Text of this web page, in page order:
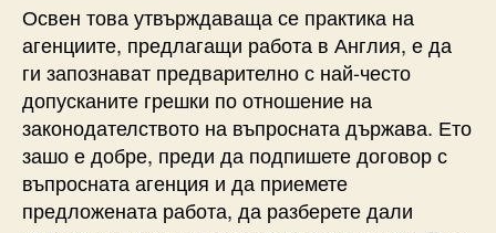
Освен това утвърждаваща се практика на
агенциите, предлагащи работа в Англия, е да
ги запознават предварително с най-често
допусканите грешки по отношение на
законодателството на въпросната държава. Ето
зашо е добре, преди да подпишете договор с
въпросната агенция и да приемете
предложената работа, да разберете дали